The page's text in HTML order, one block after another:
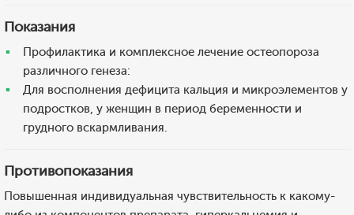
Показания
Профилактика и комплексное лечение остеопороза
различного генеза:
Для восполнения дефицита кальция и микроэлементов у
подростков, у женщин в период беременности и
грудного вскармливания.
Противопоказания
Повышенная индивидуальная чувствительность к какому-